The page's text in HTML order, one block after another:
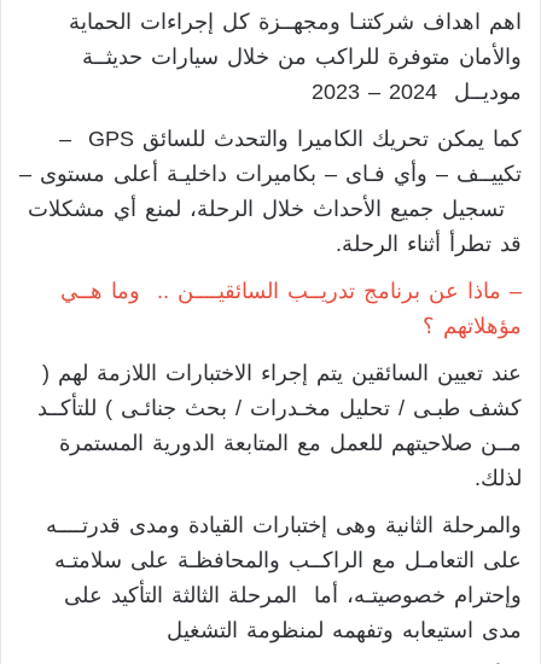
اهم اهداف شركتنـا ومجهــزة كل إجراءات الحماية
والأمان متوفرة للراكب من خلال سيارات حديثــة
موديــل 2024 – 2023
كما يمكن تحريك الكاميرا والتحدث للسائق GPS –
تكييــف – وأي فـاى – بكاميرات داخليـة أعلى مستوى –
تسجيل جميع الأحداث خلال الرحلة، لمنع أي مشكلات
قد تطرأ أثناء الرحلة.
– ماذا عن برنامج تدريــب السائقيــــن .. وما هــي
مؤهلاتهم ؟
عند تعيين السائقين يتم إجراء الاختبارات اللازمة لهم (
كشف طبـى / تحليل مخـدرات / بحث جنائـى ) للتأكــد
مــن صلاحيتهم للعمل مع المتابعة الدورية المستمرة
لذلك.
والمرحلة الثانية وهى إختبارات القيادة ومدى قدرتــــه
على التعامـل مع الراكــب والمحافظـة على سلامتـه
وإحترام خصوصيتـه، أما المرحلة الثالثة التأكيد على
مدى استيعابه وتفهمه لمنظومة التشغيل